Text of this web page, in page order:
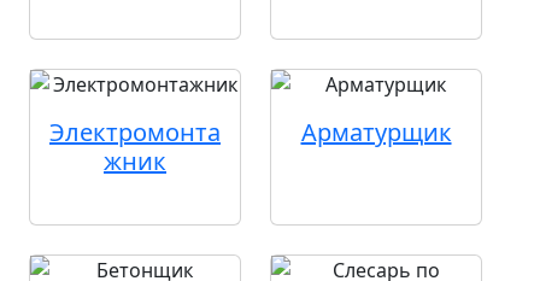
Электромонта
жник
Арматурщик